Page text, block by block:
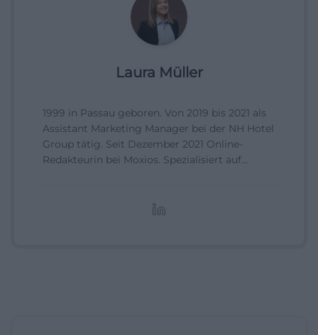
Laura Müller
1999 in Passau geboren. Von 2019 bis 2021 als
Assistant Marketing Manager bei der NH Hotel
Group tätig. Seit Dezember 2021 Online-
Redakteurin bei Moxios. Spezialisiert auf